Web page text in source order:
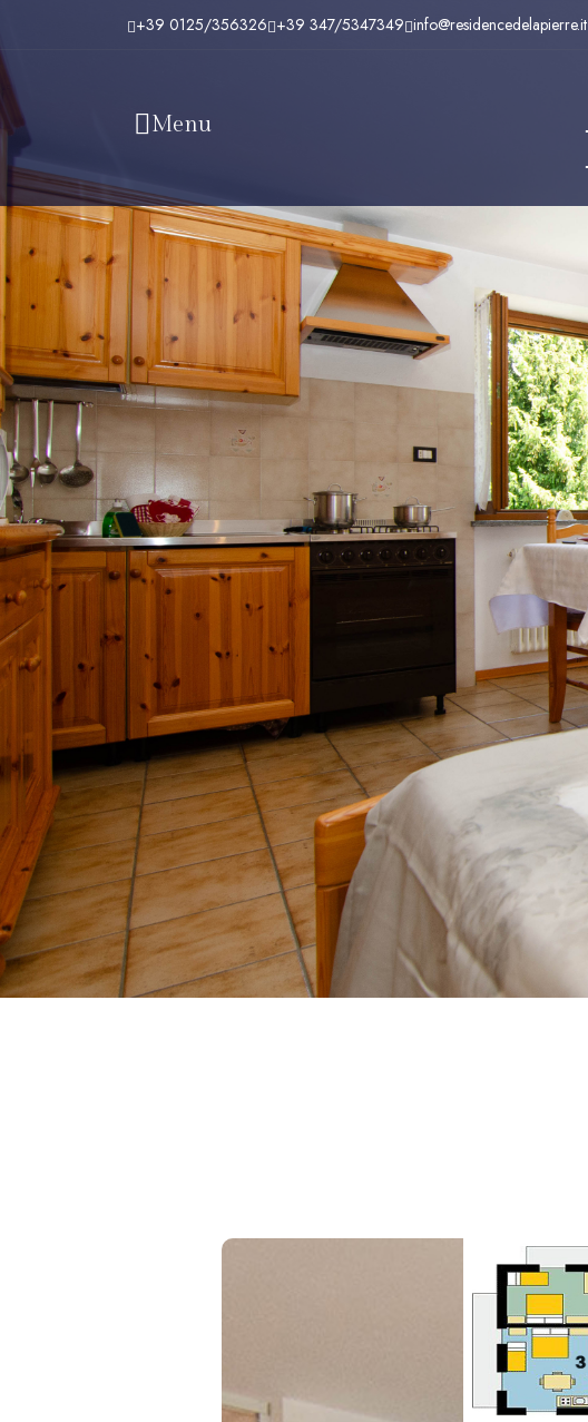
+39 0125/356326 +39 347/5347349 info@residencedelapierre.it
Menu